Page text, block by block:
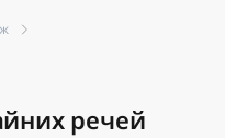
речей